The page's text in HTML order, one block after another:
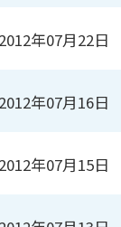
2012年07月22日
2012年07月16日
2012年07月15日